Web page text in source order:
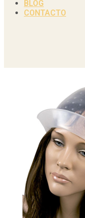
BLOG
CONTACTO